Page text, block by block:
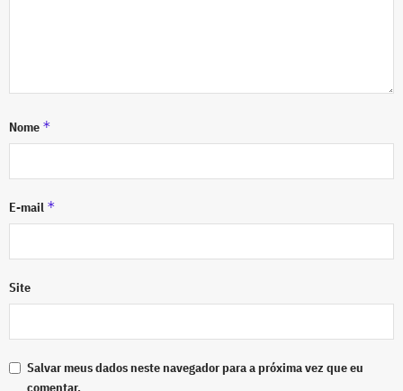
Nome *
E-mail *
Site
Salvar meus dados neste navegador para a próxima vez que eu
comentar.